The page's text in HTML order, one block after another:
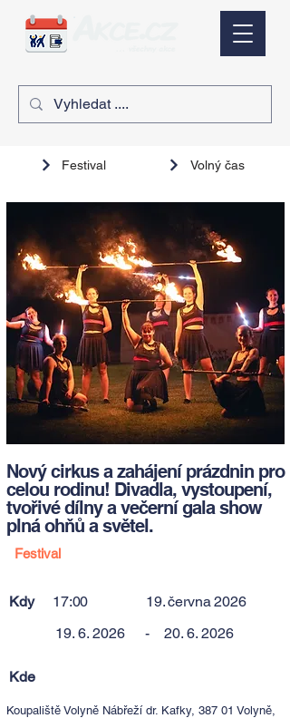
Festival Volný čas
Nový cirkus a zahájení prázdnin pro
celou rodinu! Divadla, vystoupení,
tvořivé dílny a večerní gala show
plná ohňů a světel.
Festival
Kdy 17:00
19. června 2026
19. 6. 2026
- 20. 6. 2026
Kde
Koupaliště Volyně Nábřeží dr. Kafky, 387 01 Volyně,